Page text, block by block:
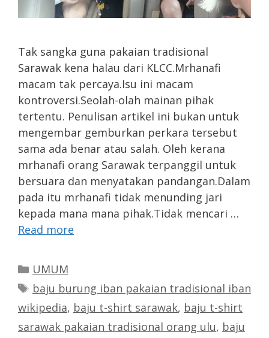
Tak sangka guna pakaian tradisional
Sarawak kena halau dari KLCC.Mrhanafi
macam tak percaya.Isu ini macam
kontroversi.Seolah-olah mainan pihak
tertentu. Penulisan artikel ini bukan untuk
mengembar gemburkan perkara tersebut
sama ada benar atau salah. Oleh kerana
mrhanafi orang Sarawak terpanggil untuk
bersuara dan menyatakan pandangan.Dalam
pada itu mrhanafi tidak menunding jari
kepada mana mana pihak.Tidak mencari …
Read more
Categories
UMUM
Tags
baju burung iban pakaian tradisional iban
wikipedia, baju t-shirt sarawak, baju t-shirt
sarawak pakaian tradisional orang ulu, baju